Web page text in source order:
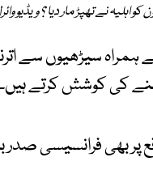
نے تھپڑ مار دیا ؟ ویڈیو
کے ہمراہ سیڑھیوں سے
کی کوشش کرتے ہیں۔
بھی فرانسیسی صدر